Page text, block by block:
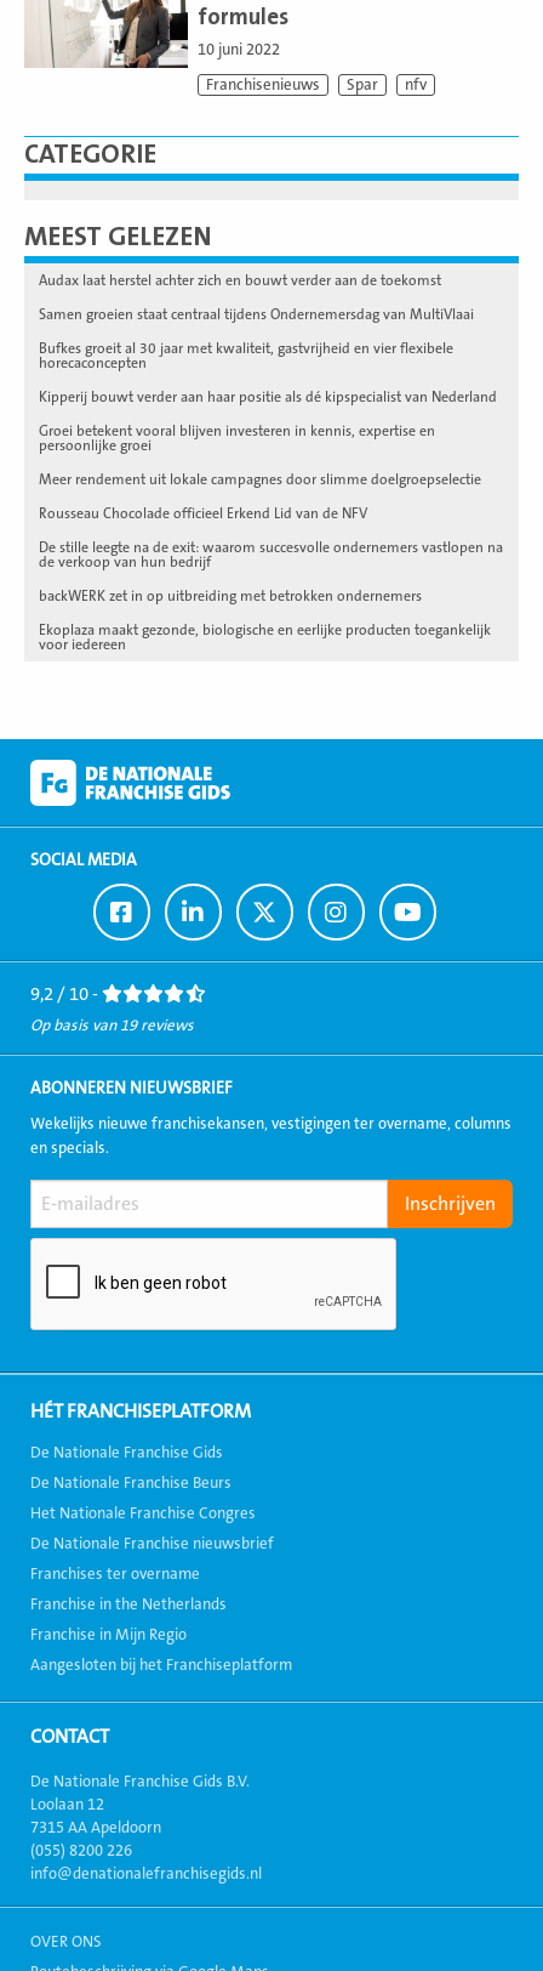
CATEGORIE
MEEST GELEZEN
Audax laat herstel achter zich en bouwt verder aan de toekomst
Samen groeien staat centraal tijdens Ondernemersdag van MultiVlaai
Bufkes groeit al 30 jaar met kwaliteit, gastvrijheid en vier flexibele
horecaconcepten
Kipperij bouwt verder aan haar positie als dé kipspecialist van Nederland
Groei betekent vooral blijven investeren in kennis, expertise en
persoonlijke groei
Meer rendement uit lokale campagnes door slimme doelgroepselectie
Rousseau Chocolade officieel Erkend Lid van de NFV
De stille leegte na de exit: waarom succesvolle ondernemers vastlopen na
de verkoop van hun bedrijf
backWERK zet in op uitbreiding met betrokken ondernemers
Ekoplaza maakt gezonde, biologische en eerlijke producten toegankelijk
voor iedereen
formules
10 juni 2022
Franchisenieuws Spar nfv
SOCIAL MEDIA
Ga
naar
Facebook
Ga
naar
LinkedIn
Ga
naar
Twitter
Ga
naar
Instagram
Ga
naar
Youtube
9,2 / 10 -
Op basis van 19 reviews
ABONNEREN NIEUWSBRIEF
Wekelijks nieuwe franchisekansen, vestigingen ter overname, columns
en specials.
HÉT FRANCHISEPLATFORM
De Nationale Franchise Gids
De Nationale Franchise Beurs
Het Nationale Franchise Congres
De Nationale Franchise nieuwsbrief
Franchises ter overname
Franchise in the Netherlands
Franchise in Mijn Regio
Aangesloten bij het Franchiseplatform
CONTACT
De Nationale Franchise Gids B.V.
Loolaan 12
7315 AA Apeldoorn
(055) 8200 226
info@denationalefranchisegids.nl
OVER ONS